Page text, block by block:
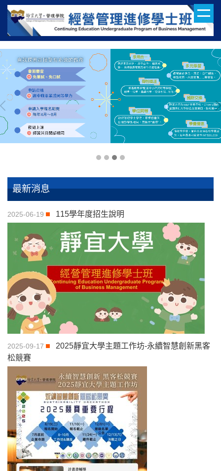
跳
到
主
要
容
區
最新消息
2025-06-19 115學年度招生說明
2025-09-17
2025靜宜大學主題工作坊-永續智慧創新黑客
松競賽